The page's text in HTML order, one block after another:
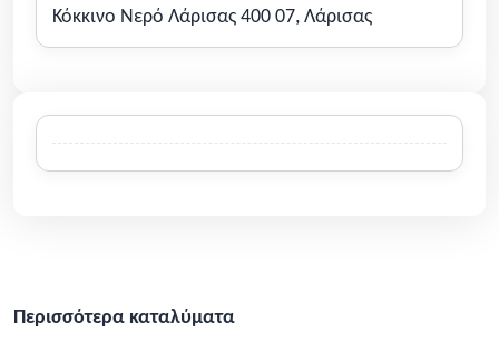
Κόκκινο Νερό Λάρισας 400 07, Λάρισας
Περισσότερα καταλύματα